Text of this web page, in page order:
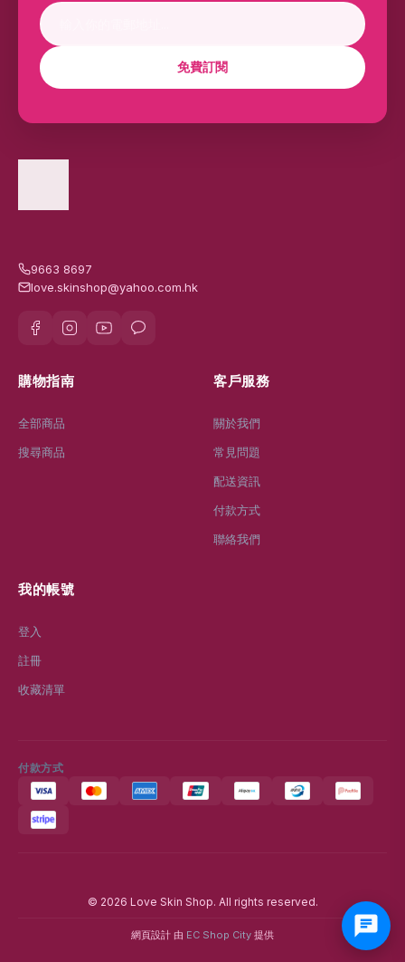
免費訂閱
9663 8697
love.skinshop@yahoo.com.hk
購物指南
全部商品
搜尋商品
客戶服務
關於我們
常見問題
配送資訊
付款方式
聯絡我們
我的帳號
登入
註冊
收藏清單
付款方式
© 2026 Love Skin Shop. All rights reserved.
網頁設計 由 EC Shop City 提供